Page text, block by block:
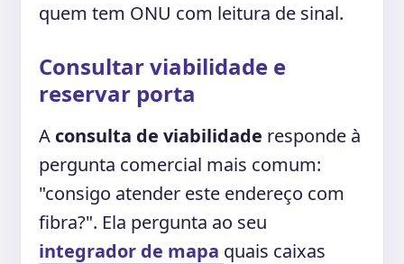
quem tem ONU com leitura de sinal.
Consultar viabilidade e
reservar porta
A consulta de viabilidade responde à
pergunta comercial mais comum:
"consigo atender este endereço com
fibra?". Ela pergunta ao seu
integrador de mapa quais caixas